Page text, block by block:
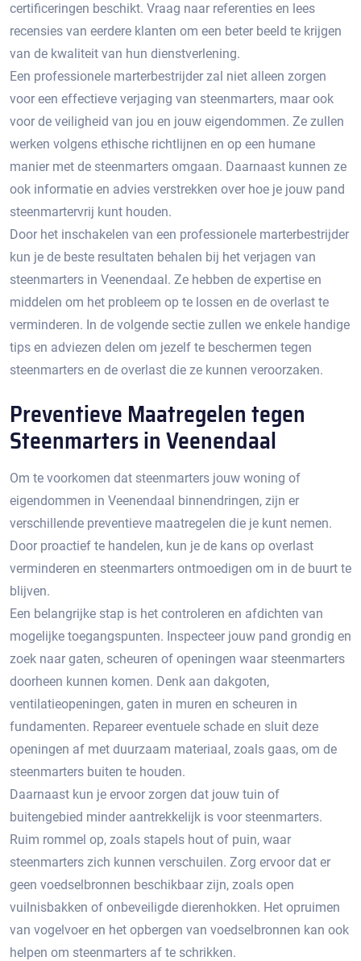
certificeringen beschikt.​ Vraag naar referenties en lees
recensies van eerdere klanten om een beter beeld te krijgen
van de kwaliteit van hun dienstverlening.​
Een professionele marterbestrijder zal niet alleen zorgen
voor een effectieve verjaging van steenmarters, maar ook
voor de veiligheid van jou en jouw eigendommen.​ Ze zullen
werken volgens ethische richtlijnen en op een humane
manier met de steenmarters omgaan.​ Daarnaast kunnen ze
ook informatie en advies verstrekken over hoe je jouw pand
steenmartervrij kunt houden.​
Door het inschakelen van een professionele marterbestrijder
kun je de beste resultaten behalen bij het verjagen van
steenmarters in Veenendaal.​ Ze hebben de expertise en
middelen om het probleem op te lossen en de overlast te
verminderen.​ In de volgende sectie zullen we enkele handige
tips en adviezen delen om jezelf te beschermen tegen
steenmarters en de overlast die ze kunnen veroorzaken.​
Preventieve Maatregelen tegen
Steenmarters in Veenendaal
Om te voorkomen dat steenmarters jouw woning of
eigendommen in Veenendaal binnendringen, zijn er
verschillende preventieve maatregelen die je kunt nemen.​
Door proactief te handelen, kun je de kans op overlast
verminderen en steenmarters ontmoedigen om in de buurt te
blijven.
Een belangrijke stap is het controleren en afdichten van
mogelijke toegangspunten.​ Inspecteer jouw pand grondig en
zoek naar gaten, scheuren of openingen waar steenmarters
doorheen kunnen komen.​ Denk aan dakgoten,
ventilatieopeningen, gaten in muren en scheuren in
fundamenten. Repareer eventuele schade en sluit deze
openingen af met duurzaam materiaal, zoals gaas, om de
steenmarters buiten te houden.​
Daarnaast kun je ervoor zorgen dat jouw tuin of
buitengebied minder aantrekkelijk is voor steenmarters.​
Ruim rommel op, zoals stapels hout of puin, waar
steenmarters zich kunnen verschuilen. Zorg ervoor dat er
geen voedselbronnen beschikbaar zijn, zoals open
vuilnisbakken of onbeveiligde dierenhokken. Het opruimen
van vogelvoer en het opbergen van voedselbronnen kan ook
helpen om steenmarters af te schrikken.​